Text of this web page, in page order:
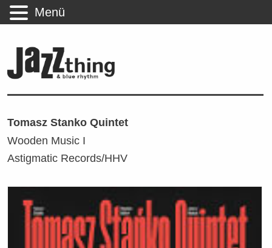
Tomasz Stanko Quintet
Wooden Music I
Astigmatic Records/HHV
Menü